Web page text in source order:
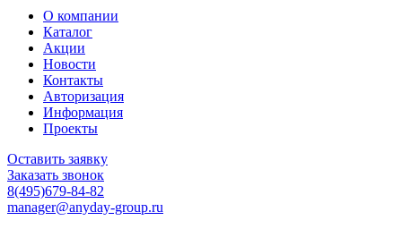
О компании
Каталог
Акции
Новости
Контакты
Авторизация
Информация
Проекты
Оставить заявку
Заказать звонок
8(495)679-84-82
manager@anyday-group.ru